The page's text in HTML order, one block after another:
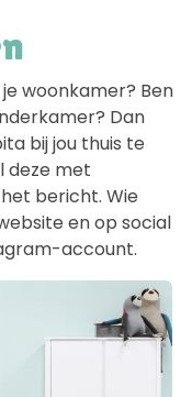
woonkamer? Ben
Dan
bij jou thuis te
deze met
bericht. Wie
en op social
account.